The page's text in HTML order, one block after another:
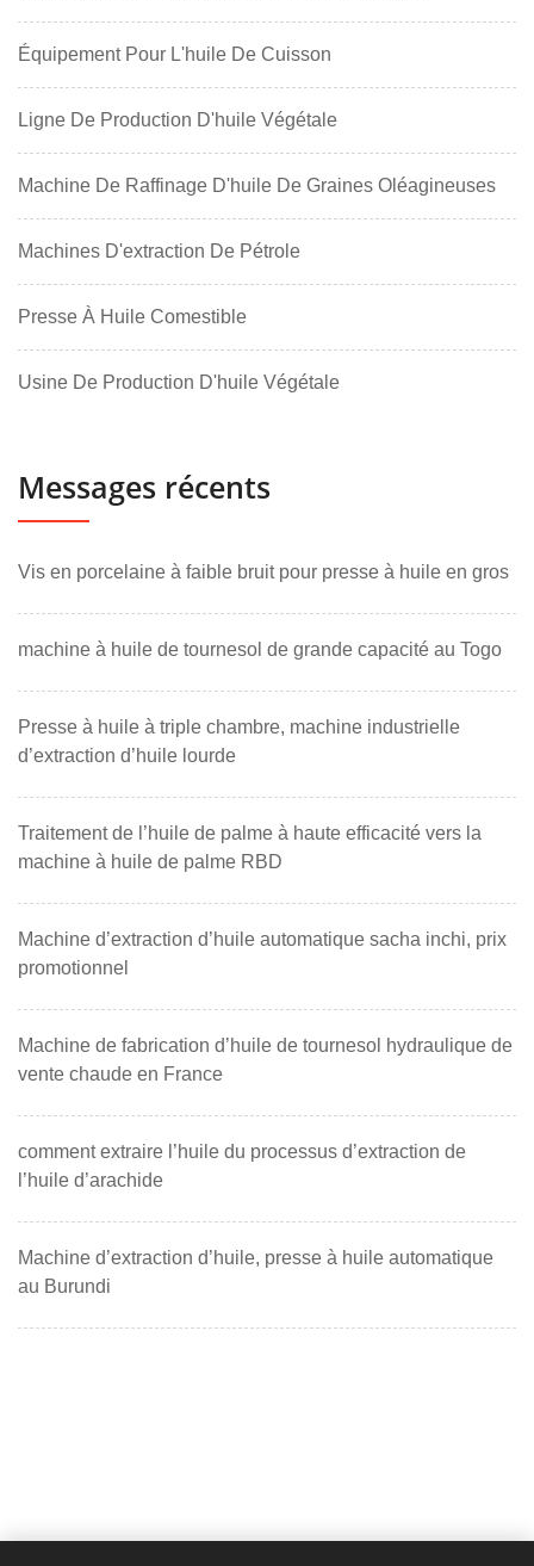
Équipement Pour L'huile De Cuisson
Ligne De Production D'huile Végétale
Machine De Raffinage D'huile De Graines Oléagineuses
Machines D'extraction De Pétrole
Presse À Huile Comestible
Usine De Production D'huile Végétale
Messages récents
Vis en porcelaine à faible bruit pour presse à huile en gros
machine à huile de tournesol de grande capacité au Togo
Presse à huile à triple chambre, machine industrielle
d’extraction d’huile lourde
Traitement de l’huile de palme à haute efficacité vers la
machine à huile de palme RBD
Machine d’extraction d’huile automatique sacha inchi, prix
promotionnel
Machine de fabrication d’huile de tournesol hydraulique de
vente chaude en France
comment extraire l’huile du processus d’extraction de
l’huile d’arachide
Machine d’extraction d’huile, presse à huile automatique
au Burundi